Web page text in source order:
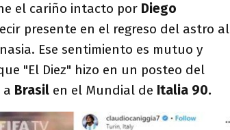
el cariño intacto por Diego
presente en el regreso del astro al
Ese sentimiento es mutuo y
"El Diez" hizo en un posteo del
a Brasil en el Mundial de Italia 90.